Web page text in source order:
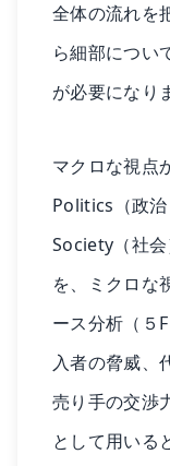
全体の流れを
ら細部につい
が必要になり
マクロな視点
Politics（政治
Society（社会
を、ミクロな
ース分析（５
入者の脅威、
売り手の交渉
として用いる